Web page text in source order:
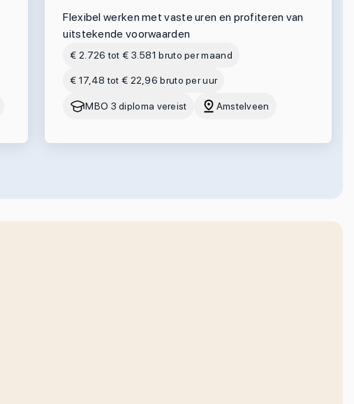
Flexibel werken met vaste uren en profiteren van
uitstekende voorwaarden
€ 2.726 tot € 3.581 bruto per maand
€ 17,48 tot € 22,96 bruto per uur
MBO 3 diploma vereist Amstelveen